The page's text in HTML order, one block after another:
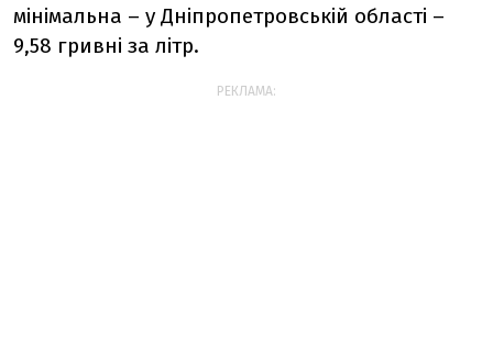
мінімальна – у Дніпропетровській області –
9,58 гривні за літр.
РЕКЛАМА: